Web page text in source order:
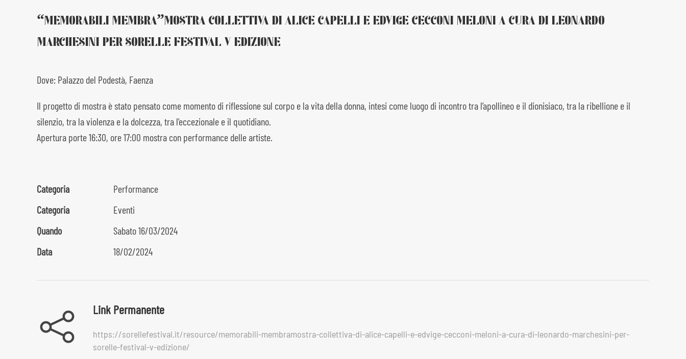
“MEMORABILI MEMBRA”MOSTRA COLLETTIVA DI ALICE CAPELLI E EDVIGE CECCONI MELONI A CURA DI LEONARDO
MARCHESINI PER SORELLE FESTIVAL V EDIZIONE
Dove: Palazzo del Podestà, Faenza
Il progetto di mostra è stato pensato come momento di riflessione sul corpo e la vita della donna, intesi come luogo di incontro tra l’apollineo e il dionisiaco, tra la ribellione e il
silenzio, tra la violenza e la dolcezza, tra l’eccezionale e il quotidiano.
Apertura porte 16:30, ore 17:00 mostra con performance delle artiste.
Categoria
Performance
Categoria
Eventi
Quando
Sabato 16/03/2024
Data
18/02/2024
Link Permanente
https://sorellefestival.it/resource/memorabili-membramostra-collettiva-di-alice-capelli-e-edvige-cecconi-meloni-a-cura-di-leonardo-marchesini-per-
sorelle-festival-v-edizione/